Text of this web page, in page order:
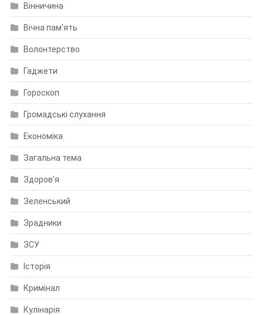
Вінничина
Вічна пам'ять
Волонтерство
Гаджети
Гороскоп
Громадські слухання
Економіка
Загальна тема
Здоров'я
Зеленський
Зрадники
ЗСУ
Історія
Кримінал
Кулінарія